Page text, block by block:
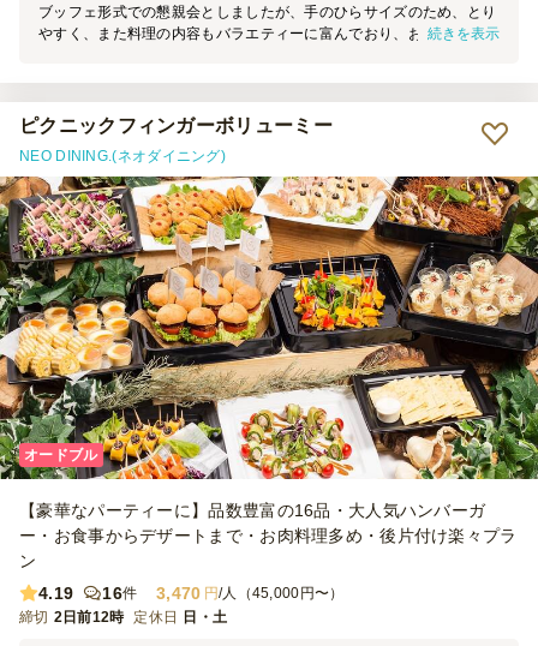
ブッフェ形式での懇親会としましたが、手のひらサイズのため、とり
やすく、また料理の内容もバラエティーに富んでおり、おいしく好評
続きを表示
ピクニックフィンガーボリューミー
NEO DINING.(ネオダイニング)
オードブル
【豪華なパーティーに】品数豊富の16品・大人気ハンバーガ
ー・お食事からデザートまで・お肉料理多め・後片付け楽々プラ
ン
4.19
16件 3,470 円/人（45,000円〜）
締切 2日前12時 定休日 日・土